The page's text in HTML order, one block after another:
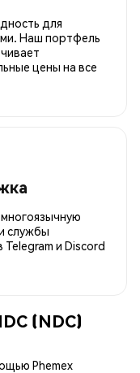
для
Наш портфель
цены на все
службы
и Discord
(NDC)
Phemex